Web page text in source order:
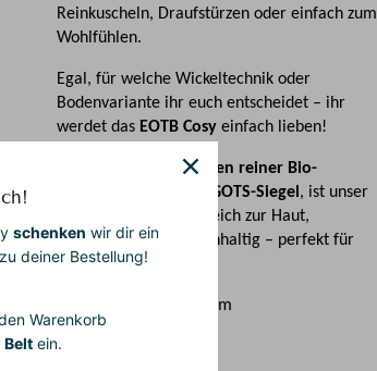
Reinkuscheln, Draufstürzen oder einfach zum
Wohlfühlen.
Egal, für welche Wickeltechnik oder
Bodenvariante ihr euch entscheidet – ihr
werdet das EOTB Cosy einfach lieben!
zwei Lagen reiner Bio-
Baumwolle mit dem GOTS-Siegel , ist unser
Material besonders weich zur Haut,
atmungsaktiv und nachhaltig – perfekt für
dich und die Umwelt.
225 cm x 130 cm
schenken wir dir ein
zu deiner Bestellung!
Warenkorb
Beltein.